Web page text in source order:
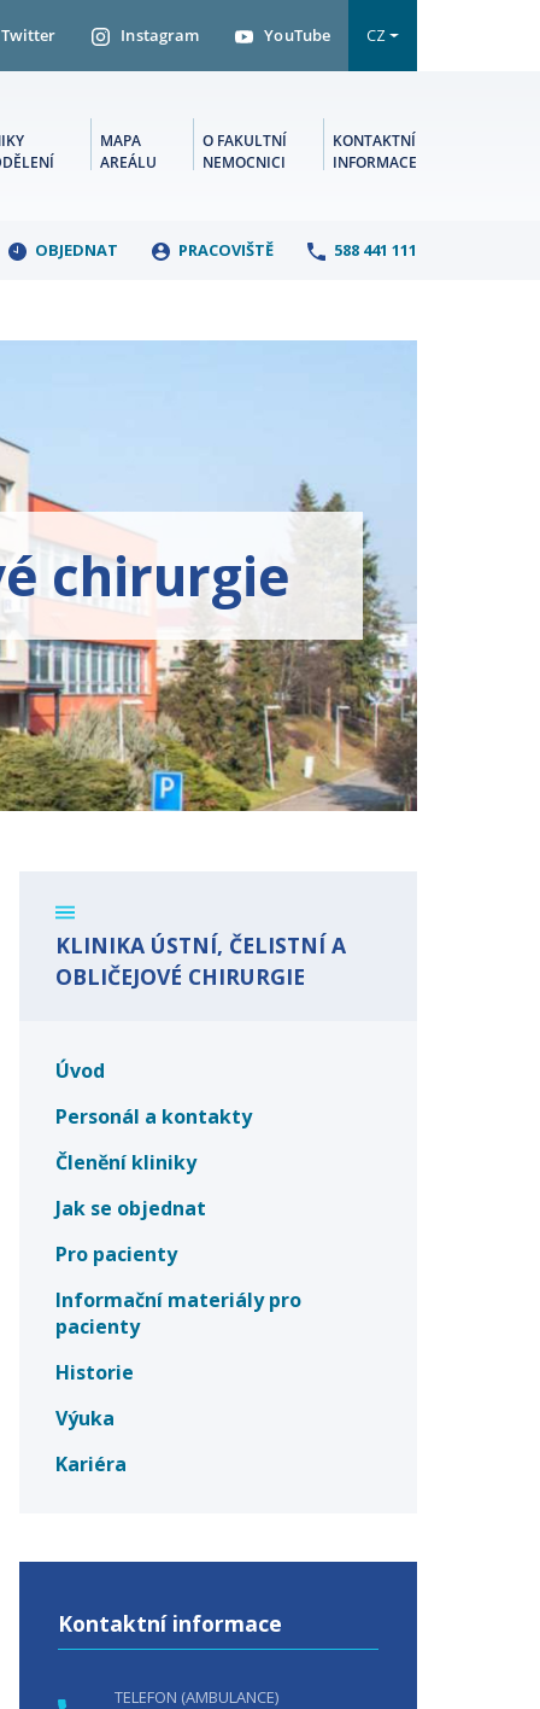
Twitter Instagram YouTube CZ
MAPA
AREÁLU
O FAKULTNÍ
NEMOCNICI
KONTAKTNÍ
INFORMACE
OBJEDNAT PRACOVIŠTĚ 588 441 111
chirurgie
KLINIKA ÚSTNÍ, ČELISTNÍ A
OBLIČEJOVÉ CHIRURGIE
Úvod
Personál a kontakty
Členění kliniky
Jak se objednat
Pro pacienty
Informační materiály pro
pacienty
Historie
Výuka
Kariéra
Kontaktní informace
TELEFON (AMBULANCE)